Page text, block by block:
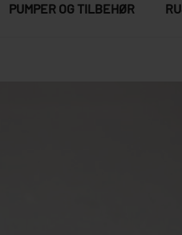
PUMPER OG TILBEHØR